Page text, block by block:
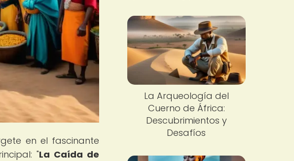
en el fascinante
"La Caída de
La Arqueología del
Cuerno de África:
Descubrimientos y
Desafíos